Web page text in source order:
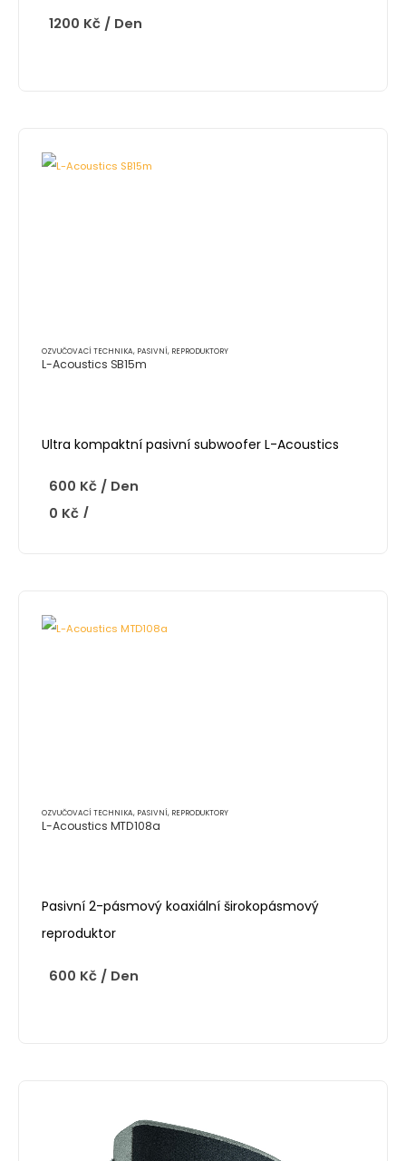
1200 Kč / Den
OZVUČOVACÍ TECHNIKA, PASIVNÍ, REPRODUKTORY
L-Acoustics SB15m
Ultra kompaktní pasivní subwoofer L-Acoustics
600 Kč / Den
0 Kč /
OZVUČOVACÍ TECHNIKA, PASIVNÍ, REPRODUKTORY
L-Acoustics MTD108a
Pasivní 2-pásmový koaxiální širokopásmový
reproduktor
600 Kč / Den